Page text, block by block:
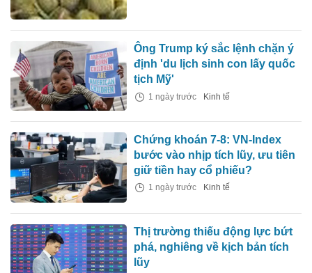
Ông Trump ký sắc lệnh chặn ý
định 'du lịch sinh con lấy quốc
tịch Mỹ'
1 ngày trước Kinh tế
Chứng khoán 7-8: VN-Index
bước vào nhịp tích lũy, ưu tiên
giữ tiền hay cổ phiếu?
1 ngày trước Kinh tế
Thị trường thiếu động lực bứt
phá, nghiêng về kịch bản tích
lũy